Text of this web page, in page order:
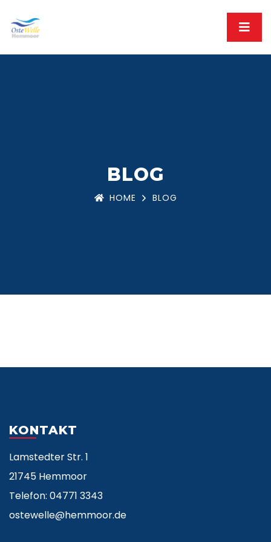
BLOG
HOME BLOG
KONTAKT
Lamstedter Str. 1
21745 Hemmoor
Telefon: 04771 3343
ostewelle@hemmoor.de